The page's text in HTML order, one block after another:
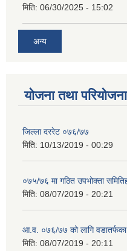
मिति: 06/30/2025 - 15:02
अन्य
योजना तथा परियोजना
जिल्ला दररेट ०७६/७७
मिति: 10/13/2019 - 00:29
०७५/७६ मा गठित उपभोक्ता
मिति: 08/07/2019 - 20:21
आ.व. ०७६/७७ को लागि
मिति: 08/07/2019 - 20:11